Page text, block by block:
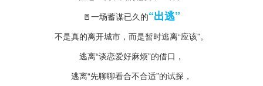
🚪一场蓄谋已久的“出逃”
不是真的离开城市，而是暂时逃离“应该”。
逃离“谈恋爱好麻烦”的借口，
逃离“先聊聊看合不合适”的试探，